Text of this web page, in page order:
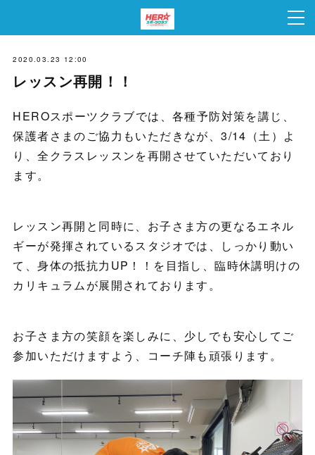
2020.03.23 12:00
レッスン再開！！
HEROスポーツクラブでは、各種予防対策を講じ、
保護者さまのご協力もいただきなが、3/14（土）よ
り、全クラスレッスンを再開させていただいており
ます。
レッスン再開と同時に、お子さま方の更なるエネル
ギーが発揮されているスタジオでは、しっかり動い
て、身体の抵抗力UP！！を目指し、臨時休講明けの
カリキュラムが展開されております。
お子さま方の笑顔を楽しみに、少しでも安心してご
参加いただけますよう、コーチ陣も頑張ります。